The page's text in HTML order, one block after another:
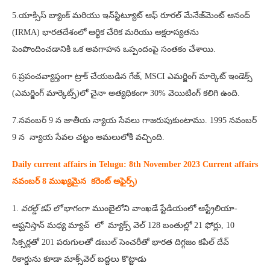
5.యాక్సిస్ బ్యాంక్ మరియు ఇన్‌స్టిట్యూట్ ఆఫ్ రూరల్ మేనేజ్‌మెంట్ ఆనంద్
(IRMA) భారతదేశంలో ఆర్థిక చేరిక మరియు అక్షరాస్యతను
పెంపొందించడానికి ఒక అవగాహన ఒప్పందంపై సంతకం చేశాయి.
6.ప్రపంచవ్యాప్తంగా ట్రాక్ చేయబడిన గేజ్, MSCI ఎమర్జింగ్ మార్కెట్ ఇండెక్స్
(ఎమర్జింగ్ మార్కెట్స్)లో చైనా అత్యధికంగా 30% వెయిటింగ్ కలిగి ఉంది.
7.నవంబర్ 9 న జాతీయ న్యాయ సేవలు గాజరుపుకుంటాము. 1995 నవంబర్
9 న న్యాయ సేవల చట్టం అమలులోకి వచ్చింది.
Daily current affairs in Telugu: 8th November 2023 Current affairs
నవంబర్ 8 ముఖ్యమైన కరెంట్ అఫైర్స్‌)
1. వరల్డ్ కప్ లోభాగంగా ముంబైలోని వాంఖడే స్టేడియంలో ఆస్ట్రేలియా-
ఆఫ్ఘనిస్తాన్ మధ్య మ్యాచ్ లో మ్యాక్స్ వెల్ 128 బంతుల్లో 21 ఫోర్లు, 10
సిక్సర్లతో 201 పరుగులతో డబుల్ సెంచరీతో భారత దిగ్గజం కపిల్ దేవ్
రికార్డును కూడా మాక్స్‌వెల్ బద్దలు కొట్టాడు